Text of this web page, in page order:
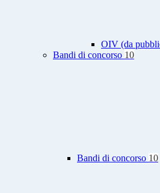
OIV (da
Bandi di concorso 10
Bandi di concorso 10